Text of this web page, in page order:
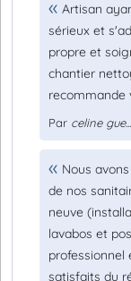
Artisan
sérieux et
propre et
chantier
recommande
Par celine gue...
Nous
de nos
neuve
lavabos et
professionnel
satisfaits du